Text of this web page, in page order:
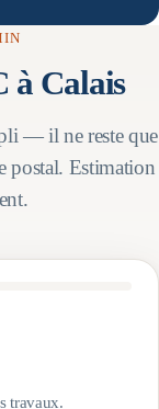
à Calais
— il ne reste que
postal. Estimation
travaux.